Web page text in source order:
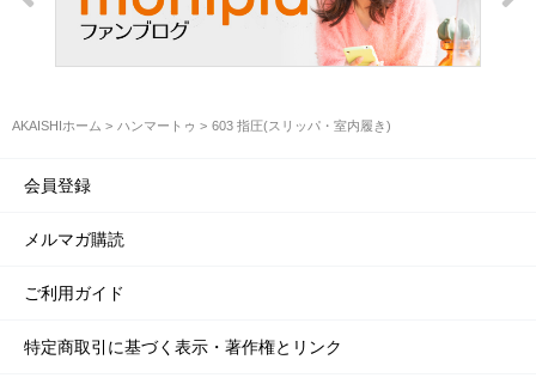
AKAISHIホーム ハンマートゥ 603 指圧(スリッパ・室内履き)
会員登録
メルマガ購読
ご利用ガイド
特定商取引に基づく表示・著作権とリンク